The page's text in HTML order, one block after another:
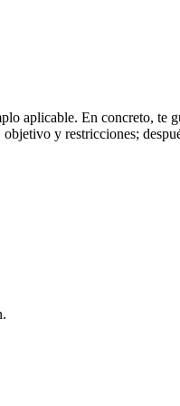
aplicable. En concreto, te
y restricciones;